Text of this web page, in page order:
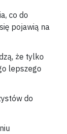
co do
pojawią na
że tylko
lepszego
do